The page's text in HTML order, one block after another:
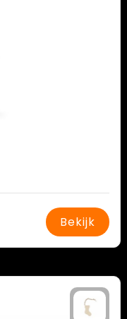
Bekijk